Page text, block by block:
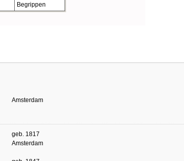
Begrippen
Amsterdam
geb. 1817
Amsterdam